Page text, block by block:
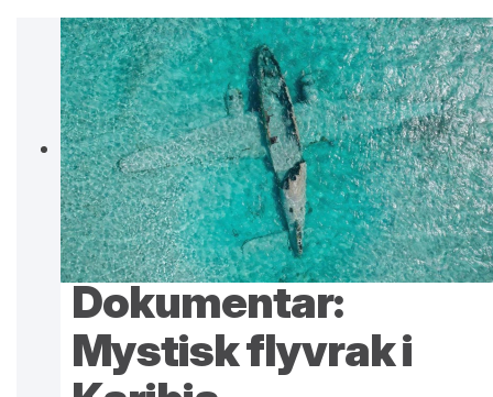
Dokumentar:
Mystisk flyvrak i